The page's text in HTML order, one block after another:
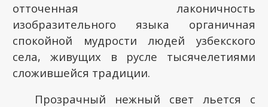
отточенная лаконичность
изобразительного языка органичная
спокойной мудрости людей узбекского
села, живущих в русле тысячелетиями
сложившейся традиции.
Прозрачный нежный свет льется с